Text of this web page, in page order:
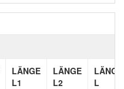
LÄNGE
L1
LÄNGE
L2
LÄNGE
L